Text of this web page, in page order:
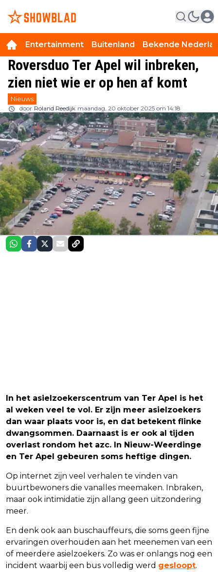
Entertainment Buitenland Bekende
Roversduo Ter Apel wil inbreken,
zien niet wie er op hen af komt
Nieuws
door Roland Reedijk maandag, 20 oktober 2025 om 14:18
In het asielzoekerscentrum van Ter Apel is het
al weken veel te vol. Er zijn meer asielzoekers
dan waar plaats voor is, en dat betekent flinke
dwangsommen. Daarnaast is er ook al tijden
overlast rondom het azc. In Nieuw-Weerdinge
en Ter Apel gebeuren soms heftige dingen.
Op internet zijn veel verhalen te vinden van
buurtbewoners die vanalles meemaken. Inbraken,
maar ook intimidatie zijn allang geen uitzondering
meer.
En denk ook aan buschauffeurs, die soms geen fijne
ervaringen overhouden aan het meenemen van een
of meerdere asielzoekers. Zo was er onlangs nog een
incident waarbij een bus volledig werd gesloopt.